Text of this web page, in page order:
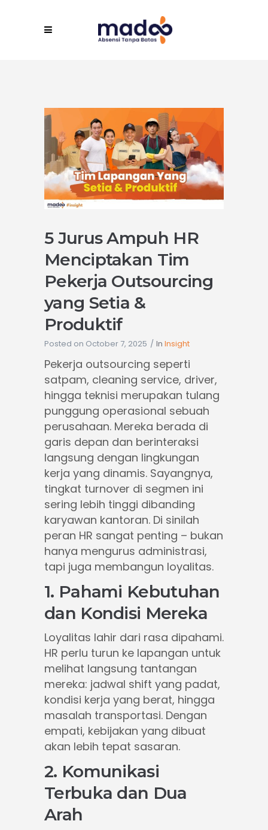
5 Jurus Ampuh HR
Menciptakan Tim
Pekerja Outsourcing
yang Setia &
Produktif
Posted on October 7, 2025 In Insight
Pekerja outsourcing seperti
satpam, cleaning service, driver,
hingga teknisi merupakan tulang
punggung operasional sebuah
perusahaan. Mereka berada di
garis depan dan berinteraksi
langsung dengan lingkungan
kerja yang dinamis. Sayangnya,
tingkat turnover di segmen ini
sering lebih tinggi dibanding
karyawan kantoran. Di sinilah
peran HR sangat penting – bukan
hanya mengurus administrasi,
tapi juga membangun loyalitas.
1. Pahami Kebutuhan
dan Kondisi Mereka
Loyalitas lahir dari rasa dipahami.
HR perlu turun ke lapangan untuk
melihat langsung tantangan
mereka: jadwal shift yang padat,
kondisi kerja yang berat, hingga
masalah transportasi. Dengan
empati, kebijakan yang dibuat
akan lebih tepat sasaran.
2. Komunikasi
Terbuka dan Dua
Arah